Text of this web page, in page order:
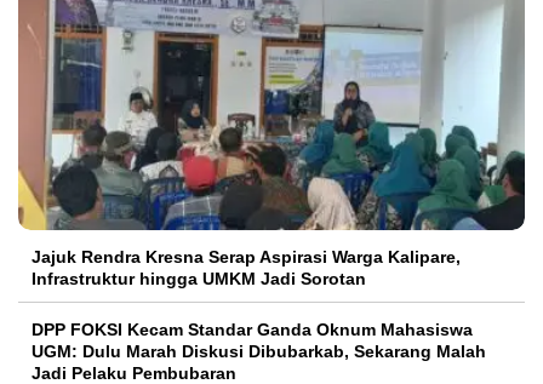
Jajuk Rendra Kresna Serap Aspirasi Warga Kalipare,
Infrastruktur hingga UMKM Jadi Sorotan
DPP FOKSI Kecam Standar Ganda Oknum Mahasiswa
UGM: Dulu Marah Diskusi Dibubarkab, Sekarang Malah
Jadi Pelaku Pembubaran